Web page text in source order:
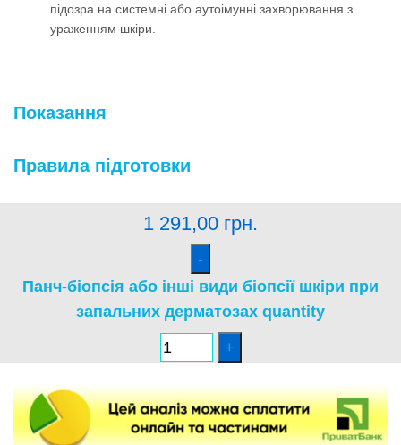
підозра на системні або аутоімунні захворювання з
ураженням шкіри.
Показання
Правила підготовки
1 291,00 грн.
Панч-біопсія або інші види біопсії шкіри при
запальних дерматозах quantity